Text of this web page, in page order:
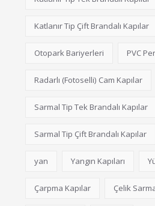
Katlanır Tip Çift Brandalı Kapılar
Otopark Bariyerleri PVC
Radarlı (Fotoselli) Cam Kapılar
Sarmal Tip Tek Brandalı Kapılar
Sarmal Tip Çift Brandalı Kapılar
yan Yangın Kapıları
Çarpma Kapılar Çelik